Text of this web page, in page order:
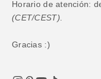
Horario de atención:
(CET/CEST).
Gracias :)